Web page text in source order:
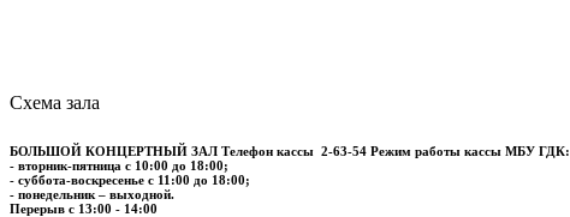
Схема зала
БОЛЬШОЙ КОНЦЕРТНЫЙ ЗАЛ Телефон кассы 2-63-54 Режим работы кассы МБУ ГДК:
- вторник-пятница с 10:00 до 18:00;
- суббота-воскресенье с 11:00 до 18:00;
- понедельник – выходной.
Перерыв с 13:00 - 14:00